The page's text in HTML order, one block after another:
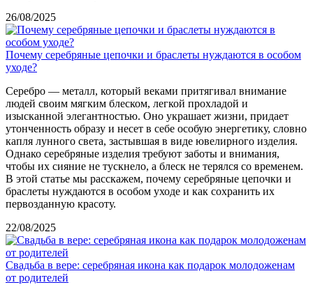
26/08/2025
Почему серебряные цепочки и браслеты нуждаются в особом
уходе?
Серебро — металл, который веками притягивал внимание
людей своим мягким блеском, легкой прохладой и
изысканной элегантностью. Оно украшает жизни, придает
утонченность образу и несет в себе особую энергетику, словно
капля лунного света, застывшая в виде ювелирного изделия.
Однако серебряные изделия требуют заботы и внимания,
чтобы их сияние не тускнело, а блеск не терялся со временем.
В этой статье мы расскажем, почему серебряные цепочки и
браслеты нуждаются в особом уходе и как сохранить их
первозданную красоту.
22/08/2025
Свадьба в вере: серебряная икона как подарок молодоженам
от родителей